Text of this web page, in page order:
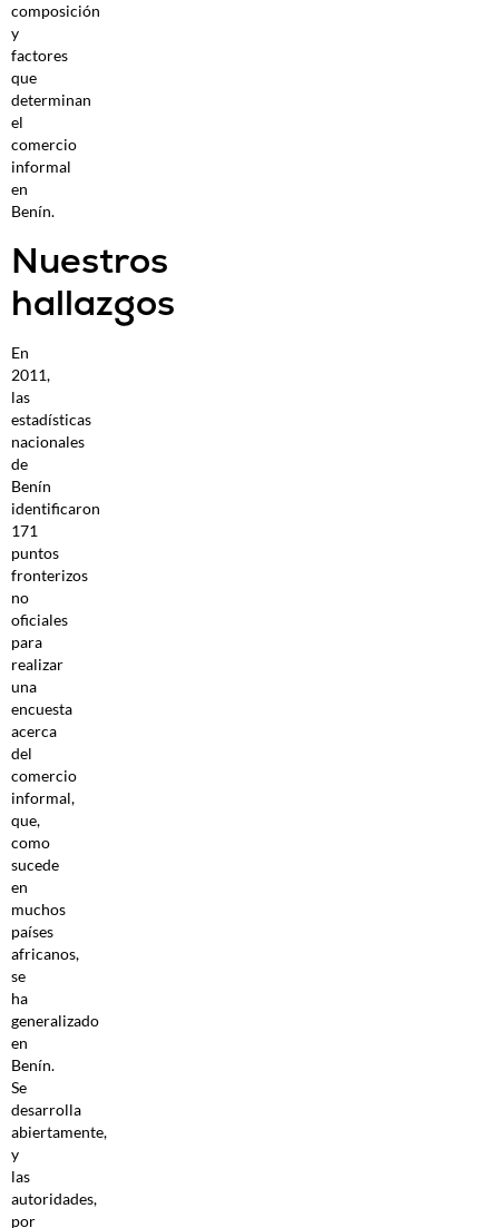
composición
y
factores
que
determinan
el
comercio
informal
en
Benín.
Nuestros
hallazgos
En
2011,
las
estadísticas
nacionales
de
Benín
identificaron
171
puntos
fronterizos
no
oficiales
para
realizar
una
encuesta
acerca
del
comercio
informal,
que,
como
sucede
en
muchos
países
africanos,
se
ha
generalizado
en
Benín.
Se
desarrolla
abiertamente,
y
las
autoridades,
por